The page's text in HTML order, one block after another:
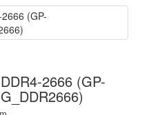
2666 (GP-